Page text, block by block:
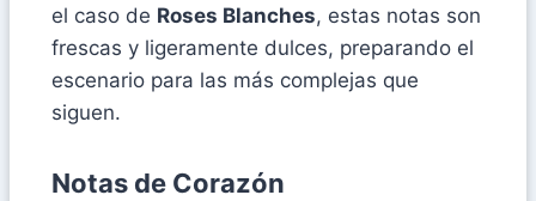
el caso de Roses Blanches, estas notas son
frescas y ligeramente dulces, preparando el
escenario para las más complejas que
siguen.
Notas de Corazón